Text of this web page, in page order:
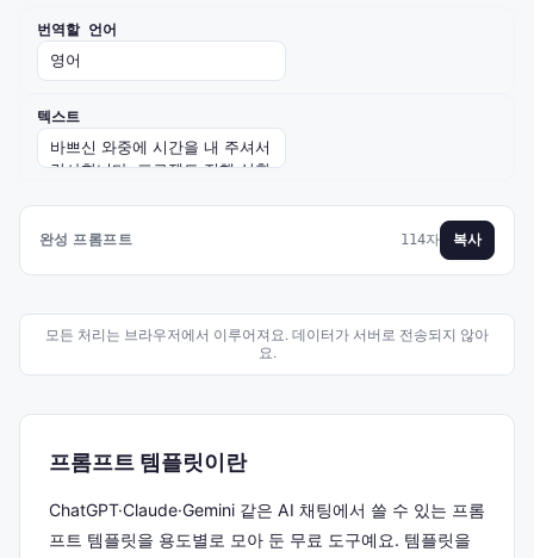
번역할 언어
텍스트
완성 프롬프트 114자 복사
모든 처리는 브라우저에서 이루어져요. 데이터가 서버로 전송되지 않아
요.
프롬프트 템플릿이란
ChatGPT·Claude·Gemini 같은 AI 채팅에서 쓸 수 있는 프롬
프트 템플릿을 용도별로 모아 둔 무료 도구예요. 템플릿을